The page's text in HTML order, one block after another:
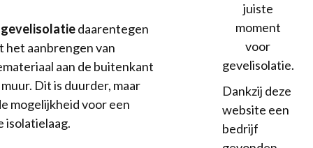
daarentegen
aanbrengen van
aan de buitenkant
Dit is duurder, maar
mogelijkheid voor een
isolatielaag.
juiste
moment
voor
gevelisolatie.
Dankzij deze
website een
bedrijf